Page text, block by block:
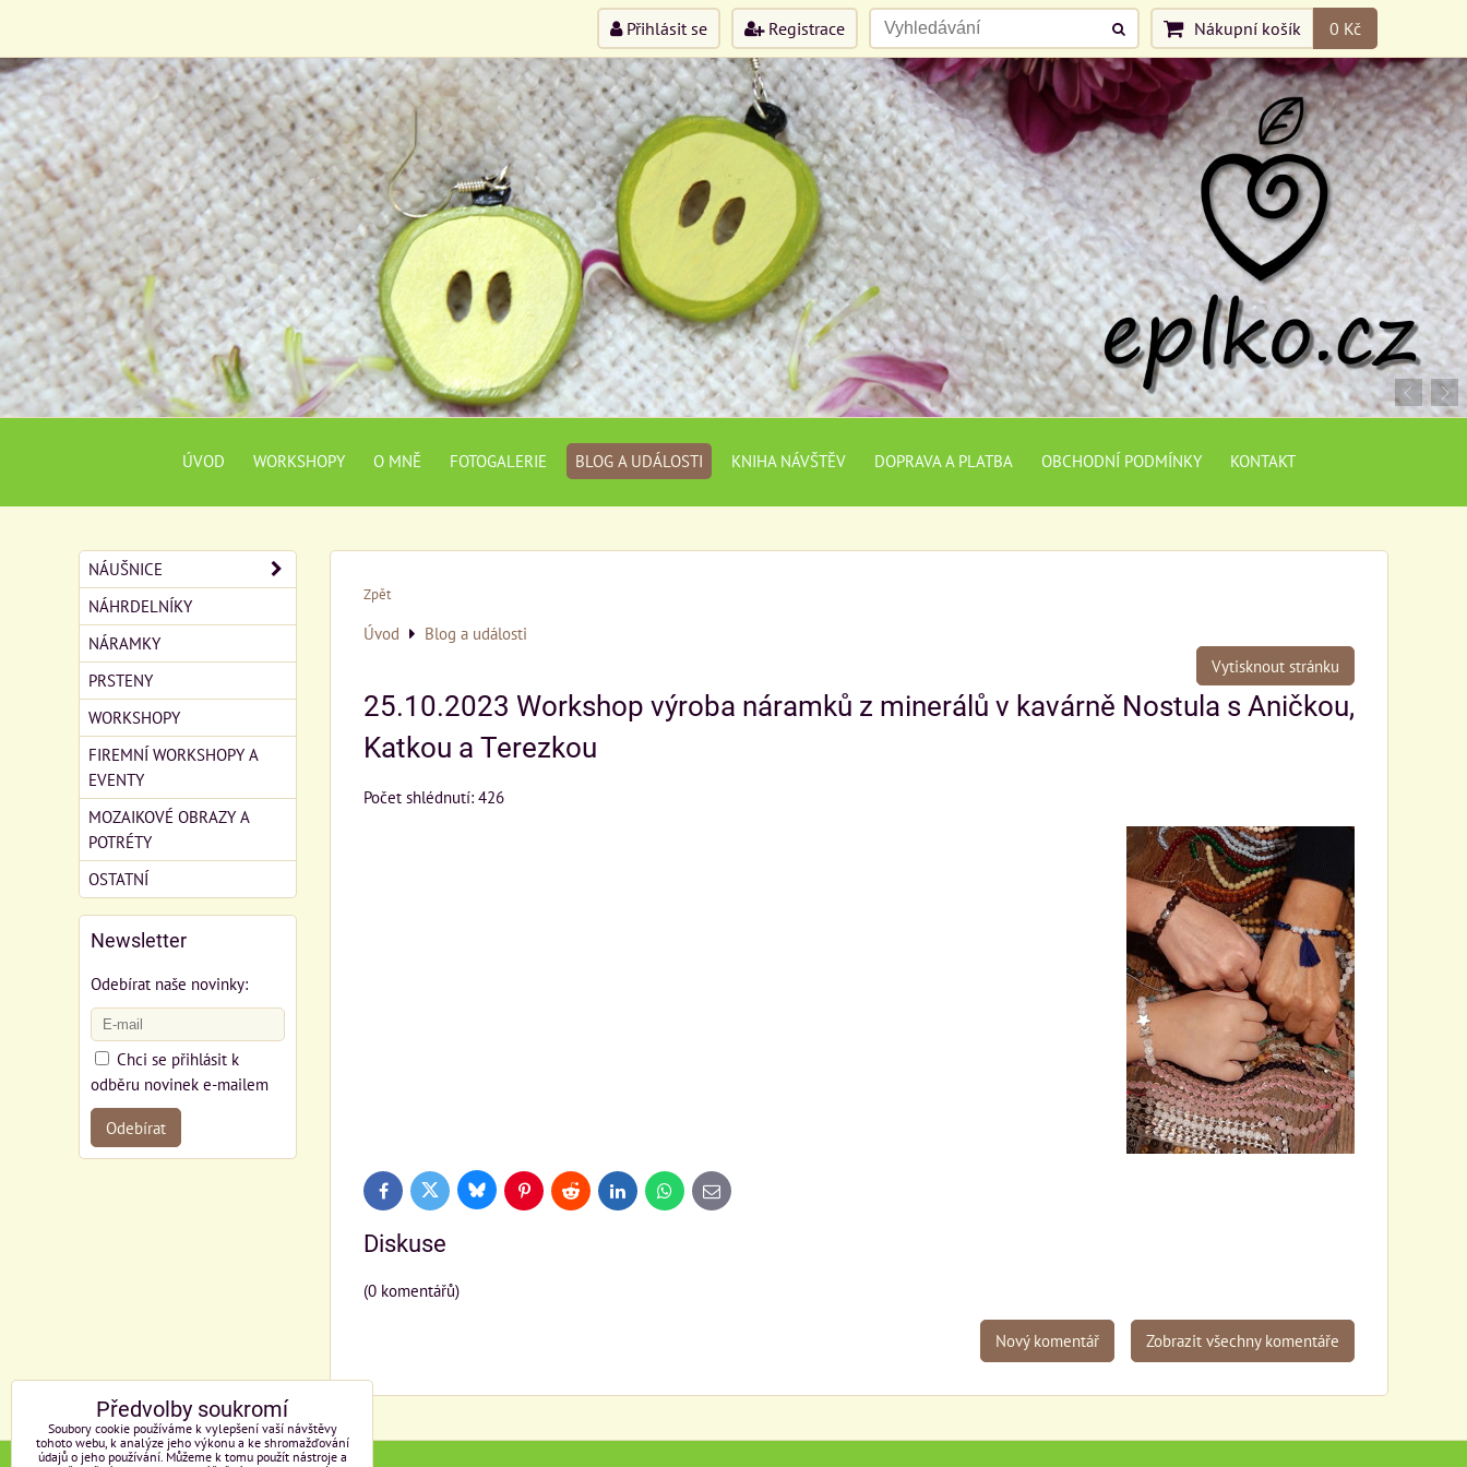
Přihlásit se Registrace Nákupní košík 0 Kč
ÚVOD WORKSHOPY O MNĚ FOTOGALERIE BLOG A UDÁLOSTI KNIHA NÁVŠTĚV DOPRAVA A PLATBA OBCHODNÍ PODMÍNKY KONTAKT
Zpět
Úvod
Blog a události
Vytisknout stránku
25.10.2023 Workshop výroba náramků z minerálů v kavárně Nostula s Aničkou,
Katkou a Terezkou
Počet shlédnutí: 426
FacebookTwitter BlueskyPinterestReddit LinkedInWhatsApp
E-
mail
Diskuse
(0 komentářů)
Zobrazit všechny komentáře
Nový komentář
NÁUŠNICE
NÁHRDELNÍKY
NÁRAMKY
PRSTENY
WORKSHOPY
FIREMNÍ WORKSHOPY A
EVENTY
MOZAIKOVÉ OBRAZY A
POTRÉTY
OSTATNÍ
Newsletter
Odebírat naše novinky:
Chci se přihlásit k
odběru novinek e-mailem
Odebírat
Předvolby soukromí
Soubory cookie používáme k vylepšení vaší návštěvy
tohoto webu, k analýze jeho výkonu a ke shromažďování
údajů o jeho používání. Můžeme k tomu použít nástroje a